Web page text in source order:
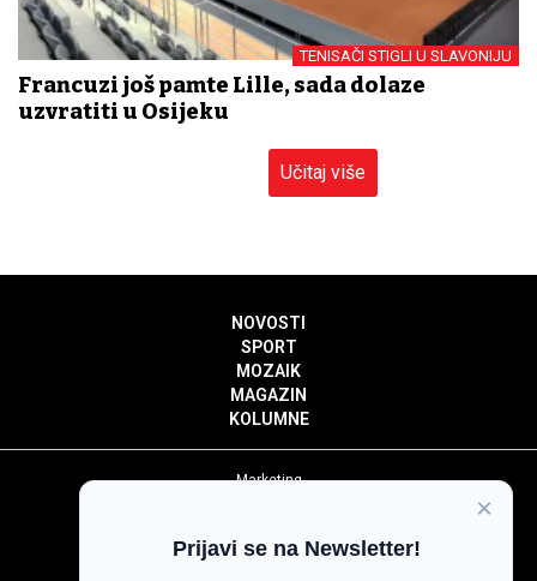
TENISAČI STIGLI U SLAVONIJU
Francuzi još pamte Lille, sada dolaze
uzvratiti u Osijeku
Učitaj više
NOVOSTI
SPORT
MOZAIK
MAGAZIN
KOLUMNE
Marketing
Impressum
×
Prijavi se na Newsletter!